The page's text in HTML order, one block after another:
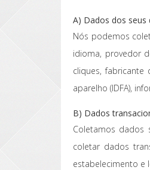
A) Dados dos seus
Nós podemos
idioma, provedor
cliques,
aparelho (IDFA),
B) Dados
Coletamos dados
coletar dados
estabelecimento e